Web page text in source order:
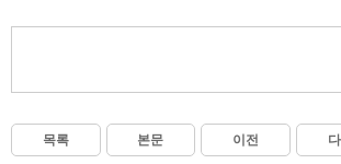
목록 본문 이전